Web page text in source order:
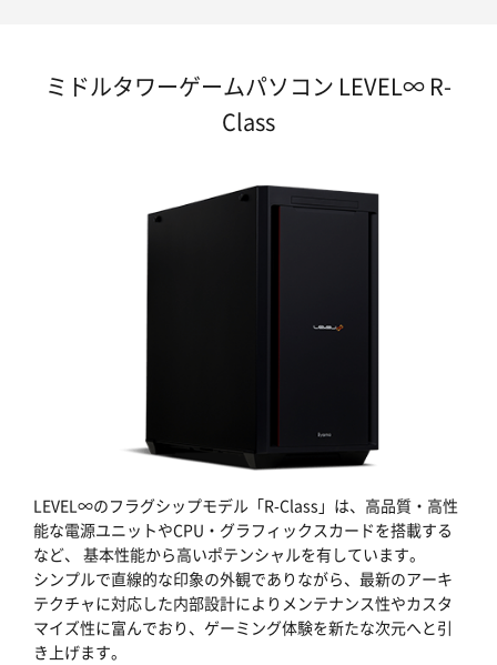
ミドルタワーゲームパソコン LEVEL∞ R-
Class
LEVEL∞のフラグシップモデル「R-Class」は、高品質・高性
能な電源ユニットやCPU・グラフィックスカードを搭載する
など、 基本性能から高いポテンシャルを有しています。
シンプルで直線的な印象の外観でありながら、最新のアーキ
テクチャに対応した内部設計によりメンテナンス性やカスタ
マイズ性に富んでおり、ゲーミング体験を新たな次元へと引
き上げます。